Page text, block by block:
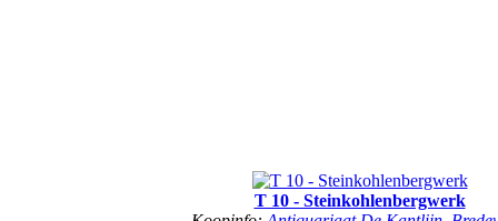
T 10 - Steinkohlenbergwerk